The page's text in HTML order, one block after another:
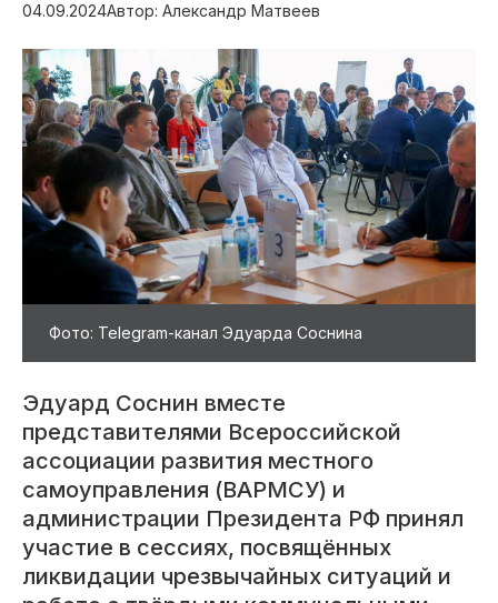
04.09.2024Автор: Александр Матвеев
Фото: Telegram-канал Эдуарда Соснина
Эдуард Соснин вместе
представителями Всероссийской
ассоциации развития местного
самоуправления (ВАРМСУ) и
администрации Президента РФ принял
участие в сессиях, посвящённых
ликвидации чрезвычайных ситуаций и